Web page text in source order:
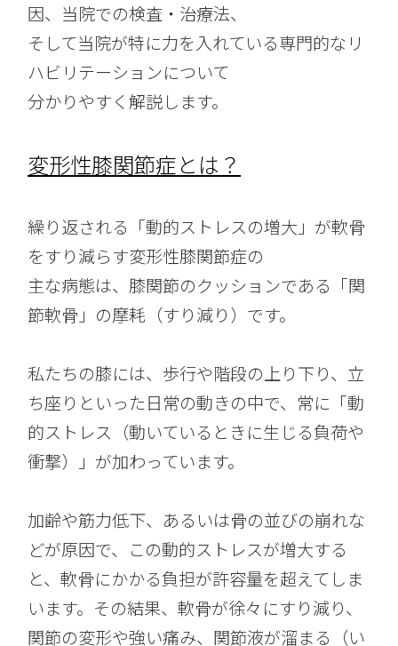
因、当院での検査・治療法、
そして当院が特に力を入れている専門的なリ
ハビリテーションについて
分かりやすく解説します。
変形性膝関節症とは？
繰り返される「動的ストレスの増大」が軟骨
をすり減らす変形性膝関節症の
主な病態は、膝関節のクッションである「関
節軟骨」の摩耗（すり減り）です。
私たちの膝には、歩行や階段の上り下り、立
ち座りといった日常の動きの中で、常に「動
的ストレス（動いているときに生じる負荷や
衝撃）」が加わっています。
加齢や筋力低下、あるいは骨の並びの崩れな
どが原因で、この動的ストレスが増大する
と、軟骨にかかる負担が許容量を超えてしま
います。その結果、軟骨が徐々にすり減り、
関節の変形や強い痛み、関節液が溜まる（い